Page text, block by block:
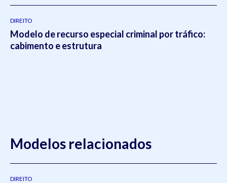
DIREITO
Modelo de recurso especial criminal por tráfico:
cabimento e estrutura
Modelos relacionados
DIREITO